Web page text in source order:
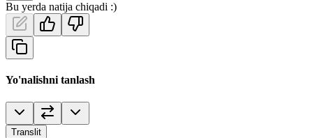
Bu yerda natija chiqadi :)
Yo'nalishni tanlash
Translit